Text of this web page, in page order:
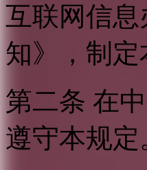
互联网信
知》，制定
第二条 在
遵守本规定